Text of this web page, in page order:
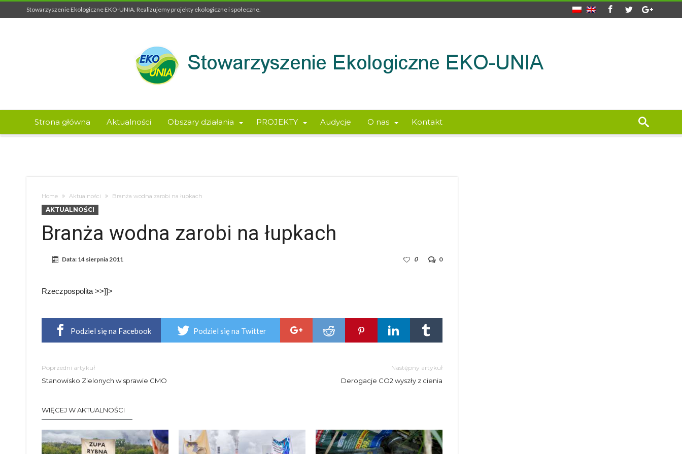
Stowarzyszenie Ekologiczne EKO-UNIA. Realizujemy projekty ekologiczne i społeczne.
Strona główna Aktualności Obszary działania PROJEKTY Audycje O nas Kontakt
Home Aktualności Branża wodna zarobi na łupkach
AKTUALNOŚCI
Branża wodna zarobi na łupkach
Data: 14 sierpnia 2011 0
0
Rzeczpospolita >>]]>
Podziel się na Facebook Podziel się na Twitter
Poprzedni artykuł
Stanowisko Zielonych w sprawie GMO
Następny artykuł
Derogacje CO2 wyszły z cienia
WIĘCEJ W AKTUALNOŚCI